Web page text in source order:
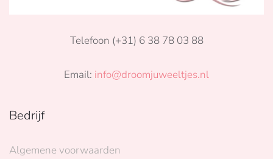
Telefoon (+31) 6 38 78 03 88
Email: info@droomjuweeltjes.nl
Bedrijf
Algemene voorwaarden